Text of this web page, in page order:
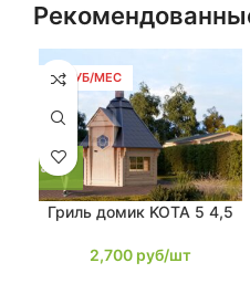
51 РУБ/МЕС
Гриль домик KOTA 5 4,5
2,700 руб/шт